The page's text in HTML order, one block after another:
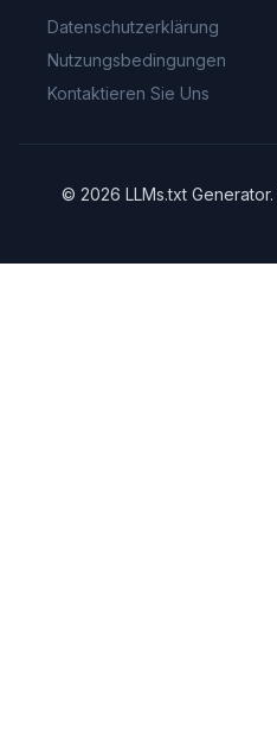
Datenschutzerklärung
Nutzungsbedingungen
Kontaktieren Sie Uns
© 2026 LLMs.txt Generator.